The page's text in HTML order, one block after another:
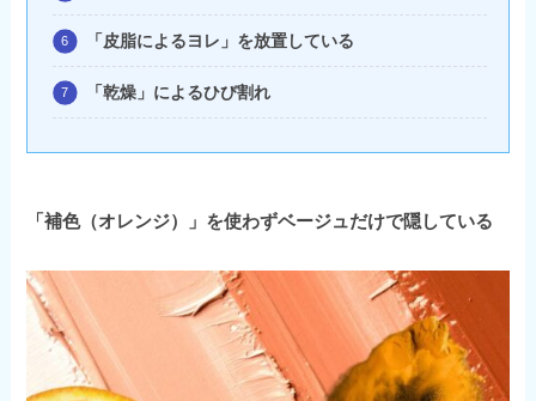
「皮脂によるヨレ」を放置している
「乾燥」によるひび割れ
「補色（オレンジ）」を使わずベージュだけで隠している